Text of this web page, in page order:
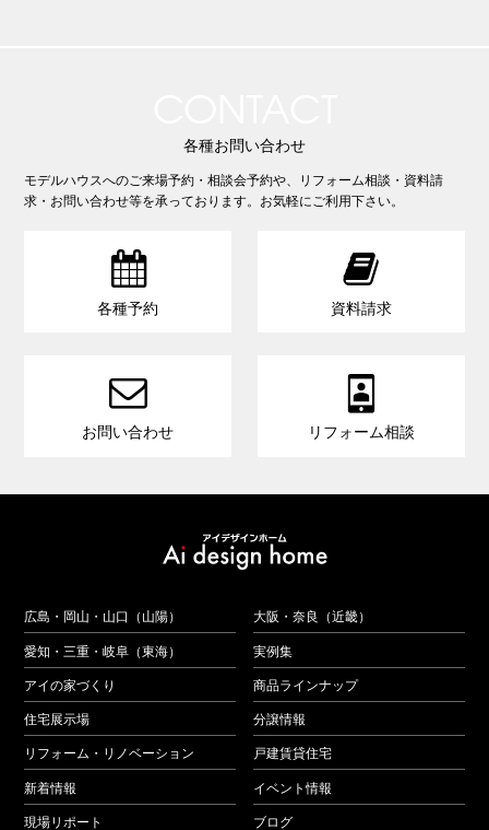
各種お問い合わせ
モデルハウスへのご来場予約・相談会予約や、リフォーム相談・資料請
求・お問い合わせ等を承っております。お気軽にご利用下さい。

各種予約

資料請求

お問い合わせ

リフォーム相談
広島・岡山・山口（山陽） 大阪・奈良（近畿）
愛知・三重・岐阜（東海） 実例集
アイの家づくり 商品ラインナップ
住宅展示場 分譲情報
リフォーム・リノベーション 戸建賃貸住宅
新着情報 イベント情報
現場リポート ブログ